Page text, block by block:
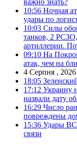
10:56 Ночная
удары по
10:03 Силы
танков, 2
артиллерии.
09:10 На
атак, чем на
4 Серпня , 2026
18:05
17:12 Украину
назвали дату
16:29 Число
повреждены
15:36 Удары
связи